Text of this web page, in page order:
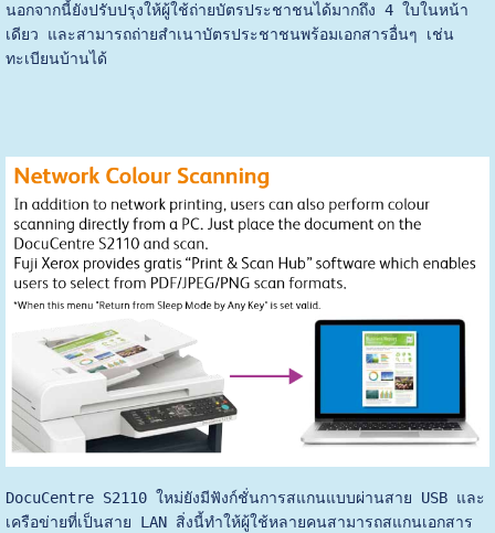
นอกจากนี้ยังปรับปรุงให้ผู้ใช้ถ่ายบัตรประชาชนได้มากถึง 4 ใบในหน้า
เดียว และสามารถถ่ายสำเนาบัตรประชาชนพร้อมเอกสารอื่นๆ เช่น
ทะเบียนบ้านได้
DocuCentre S2110 ใหม่ยังมีฟังก์ชั่นการสแกนแบบผ่านสาย USB และ
เครือข่ายที่เป็นสาย LAN สิ่งนี้ทำให้ผู้ใช้หลายคนสามารถสแกนเอกสาร